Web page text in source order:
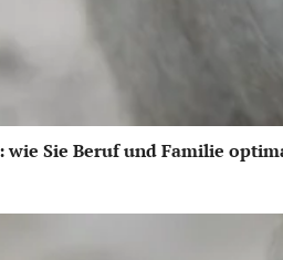
Sie Beruf und Familie